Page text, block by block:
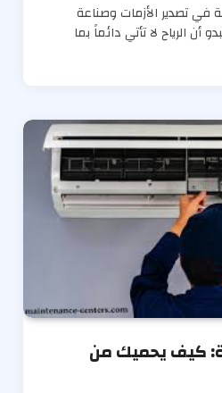
في تصدير الأزمات وصناعة
أن الرياح لا تأتي دائماً بما
كيف يحميك من